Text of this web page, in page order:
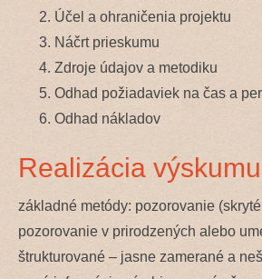
Účel a ohraničenia projektu
Náčrt prieskumu
Zdroje údajov a metodiku
Odhad požiadaviek na čas a
Odhad nákladov
Realizácia výskumu
základné metódy: pozorovanie
pozorovanie v prirodzených alebo
štrukturované – jasne zamerané a